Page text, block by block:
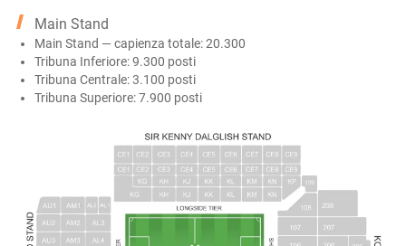
Main Stand
Main Stand — capienza totale: 20.300
Tribuna Inferiore: 9.300 posti
Tribuna Centrale: 3.100 posti
Tribuna Superiore: 7.900 posti